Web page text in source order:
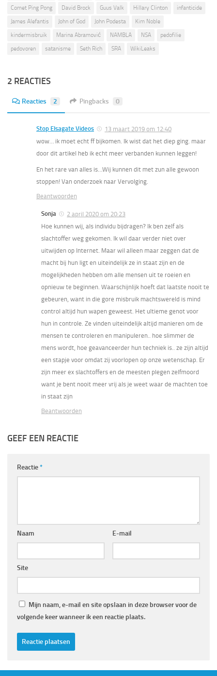
Comet Ping Pong
David Brock Guus Valk Hillary Clinton
infanticide
James Alefantis
John of God John Podesta
Kim Noble
kindermisbruik
Marina Abramović NAMBLA NSA
pedofilie
pedovoren
satanisme Seth Rich SRA WikiLeaks
2 REACTIES
Reacties 2 Pingbacks 0
Stop Elsagate Videos
13 maart 2019 om 12:40
wow… ik moet echt ff bijkomen. Ik wist dat het diep ging. maar
door dit artikel heb ik echt meer verbanden kunnen leggen!
En het rare van alles is…Wij kunnen dit met zun alle gewoon
stoppen! Van onderzoek naar Vervolging.
Beantwoorden
Sonja
2 april 2020 om 20:23
Hoe kunnen wij, als individu bijdragen? Ik ben zelf als
slachtoffer weg gekomen. Ik wil daar verder niet over
uitwijden op Internet. Maar wil alleen maar zeggen dat de
macht bij hun ligt en uiteindelijk ze in staat zijn en de
mogelijkheden hebben om alle mensen uit te roeien en
opnieuw te beginnen. Waarschijnlijk hoeft dat laatste nooit te
gebeuren, want in die gore misbruik machtswereld is mind
control altijd hun wapen geweest. Het ultieme genot voor
hun in controle. Ze vinden uiteindelijk altijd manieren om de
mensen te controleren en manipuleren.. hoe slimmer de
mens wordt, hoe geavanceerder hun techniek is.. ze zijn altijd
een stapje voor omdat zij voorlopen op onze wetenschap. Er
zijn meer ex slachtoffers en de meesten plegen zelfmoord
want je bent nooit meer vrij als je weet waar de machten toe
in staat zijn
Beantwoorden
GEEF EEN REACTIE
Reactie*
Naam E-mail
Site
Mijn naam, e-mail en site opslaan in deze browser voor de
volgende keer wanneer ik een reactie plaats.